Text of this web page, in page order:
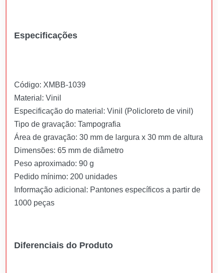
Especificações
Código: XMBB-1039
Material: Vinil
Especificação do material: Vinil (Policloreto de vinil)
Tipo de gravação: Tampografia
Área de gravação: 30 mm de largura x 30 mm de altura
Dimensões: 65 mm de diâmetro
Peso aproximado: 90 g
Pedido mínimo: 200 unidades
Informação adicional: Pantones específicos a partir de
1000 peças
Diferenciais do Produto